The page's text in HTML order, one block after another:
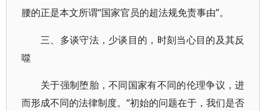
腰的正是本文所谓“国家官员的超法规免责事由”。
三、多谈守法，少谈目的，时刻当心目的及其反
噬
关于强制堕胎，不同国家有不同的伦理争议，进
而形成不同的法律制度。“初始的问题在于，我们是否